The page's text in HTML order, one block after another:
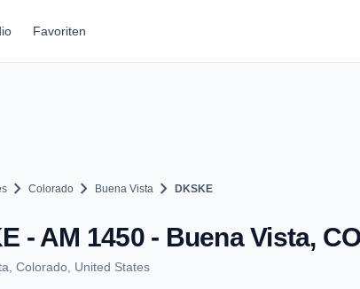
Favoriten
chevron_right Colorado chevron_right Buena Vista chevron_right DKSKE
- AM 1450 - Buena Vista, CO
Colorado, United States